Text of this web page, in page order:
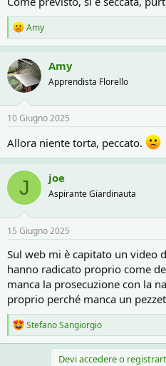
R
e
a
c
t
i
o
n
s
:
Amy
Amy
Apprendista Florello
10 Giugno 2025
Allora niente torta, peccato.
J joe
Aspirante Giardinauta
15 Giugno 2025
Sul web mi è capitato un video
hanno radicato proprio come
manca la prosecuzione con la
proprio perché manca un
R
e
a
Stefano Sangiorgio
Devi accedere o